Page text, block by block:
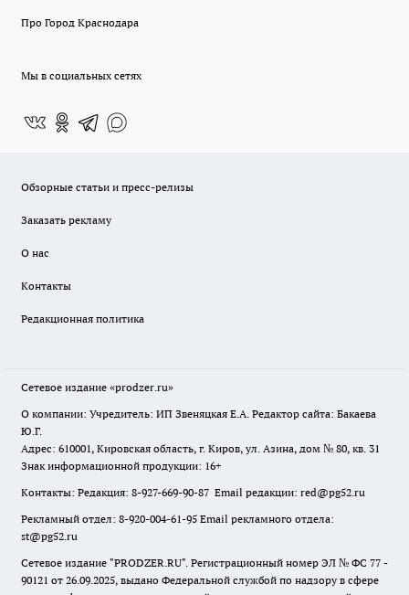
Про Город Краснодара
Мы в социальных сетях
Обзорные статьи и пресс-релизы
Заказать рекламу
О нас
Контакты
Редакционная политика
Сетевое издание «prodzer.ru»
О компании: Учредитель: ИП Звеняцкая Е.А. Редактор сайта: Бакаева
Ю.Г.
Адрес: 610001, Кировская область, г. Киров, ул. Азина, дом № 80, кв. 31
Знак информационной продукции: 16+
Контакты: Редакция: 8-927-669-90-87 Email редакции: red@pg52.ru
Рекламный отдел: 8-920-004-61-95 Email рекламного отдела:
st@pg52.ru
Сетевое издание "PRODZER.RU". Регистрационный номер ЭЛ № ФС 77 -
90121 от 26.09.2025, выдано Федеральной службой по надзору в сфере